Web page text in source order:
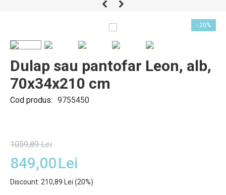
- 20%
Dulap sau pantofar Leon, alb,
70x34x210 cm
Cod produs: 9755450
1059,89 Lei
849,00Lei
Discount: 210,89 Lei (20%)